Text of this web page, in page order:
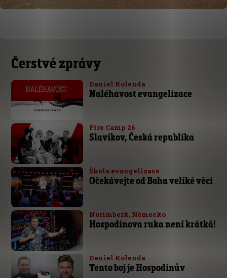
Čerstvé zprávy
Daniel Kolenda
Naléhavost evangelizace
Fire Camp 26
Slavíkov, Česká republika
Škola evangelizace
Očekávejte od Boha veliké věci
Norimberk, Německo
Hospodinova ruka není krátká!
Daniel Kolenda
Tento boj je Hospodinův